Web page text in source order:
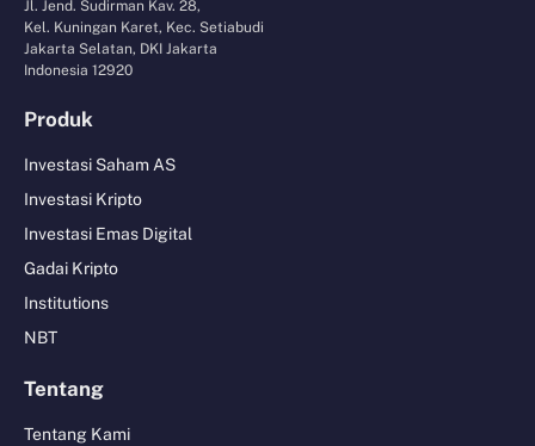
Jl. Jend. Sudirman Kav. 28,
Kel. Kuningan Karet, Kec. Setiabudi
Jakarta Selatan, DKI Jakarta
Indonesia 12920
Produk
Investasi Saham AS
Investasi Kripto
Investasi Emas Digital
Gadai Kripto
Institutions
NBT
Tentang
Tentang Kami